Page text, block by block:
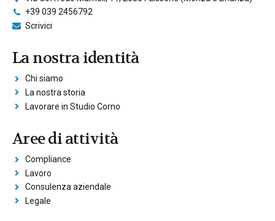
+39 039 2456792
Scrivici
La nostra identità
Chi siamo
La nostra storia
Lavorare in Studio Corno
Aree di attività
Compliance
Lavoro
Consulenza aziendale
Legale